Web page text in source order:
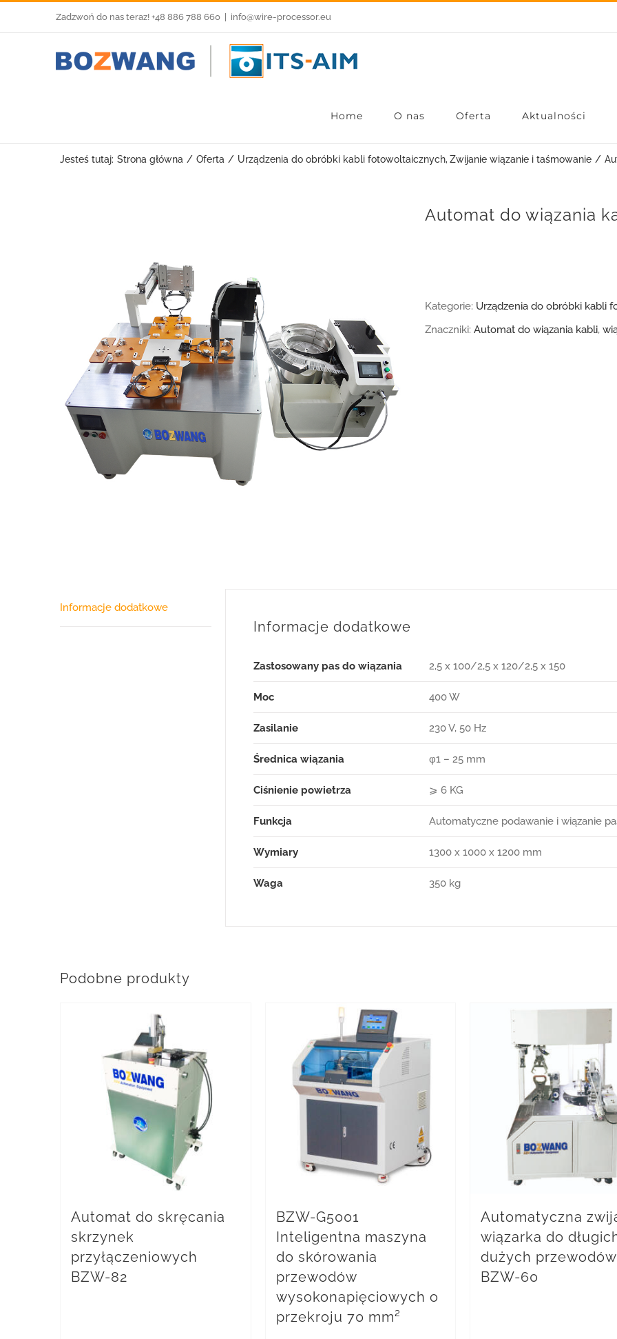
do
Zadzwoń do nas teraz! +48 886 788 660 info@wire-processor.eu
Home O nas Oferta Aktualności
Jesteś tutaj: Strona główna Oferta Urządzenia do obróbki kabli fotowoltaicznych Zwijanie wiązanie i taśmowanie
Automat do wiązania
Kategorie: Urządzenia do obróbki kabli
Znaczniki: Automat do wiązania kabli,
Informacje dodatkowe
Informacje dodatkowe
Zastosowany pas do wiązania 2,5 x 100/2,5 x 120/2,5 x 150
Moc 400 W
Zasilanie 230 V, 50 Hz
Średnica wiązania φ1 – 25 mm
Ciśnienie powietrza ⩾ 6 KG
Funkcja Automatyczne podawanie i wiązanie
Wymiary 1300 x 1000 x 1200 mm
Waga 350 kg
Podobne produkty
Automat do skręcania
skrzynek
przyłączeniowych
BZW-82
BZW-G5001
Inteligentna maszyna
do skórowania
przewodów
wysokonapięciowych o
przekroju 70 mm²
Automatyczna
wiązarka do
dużych przewodów
BZW-60